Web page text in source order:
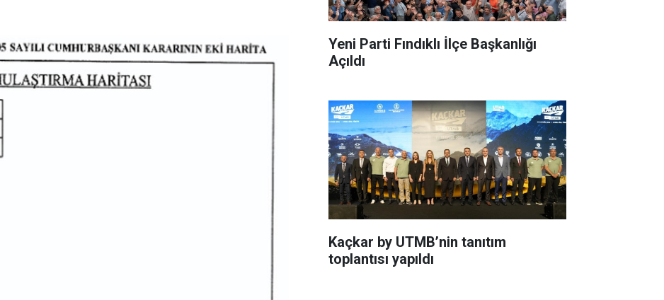
Yeni Parti Fındıklı İlçe Başkanlığı
Açıldı
Kaçkar by UTMB’nin tanıtım
toplantısı yapıldı